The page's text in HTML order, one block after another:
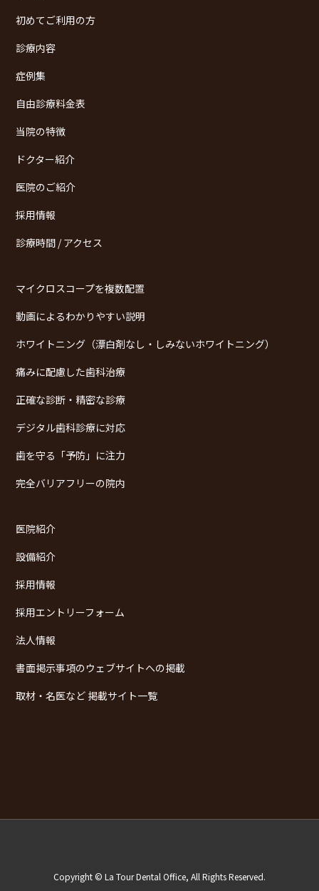
初めてご利用の方
診療内容
症例集
自由診療料金表
当院の特徴
ドクター紹介
医院のご紹介
採用情報
診療時間 / アクセス
マイクロスコープを複数配置
動画によるわかりやすい説明
ホワイトニング（漂白剤なし・しみないホワイトニング）
痛みに配慮した歯科治療
正確な診断・精密な診療
デジタル歯科診療に対応
歯を守る「予防」に注力
完全バリアフリーの院内
医院紹介
設備紹介
採用情報
採用エントリーフォーム
法人情報
書面掲示事項のウェブサイトへの掲載
取材・名医など 掲載サイト一覧
Copyright © La Tour Dental Office, All Rights Reserved.